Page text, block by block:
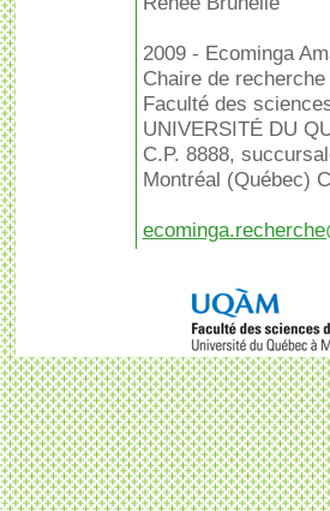
2009 - Ecominga
Chaire de
Faculté des
UNIVERSITÉ DU
C.P. 8888,
Montréal (Québec)